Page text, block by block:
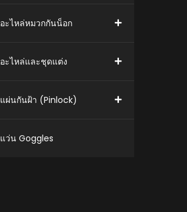
อะไหล่หมวกกันน็อก
อะไหล่และชุดแต่ง
แผ่นกันฝ้า (Pinlock)
แว่น Goggles